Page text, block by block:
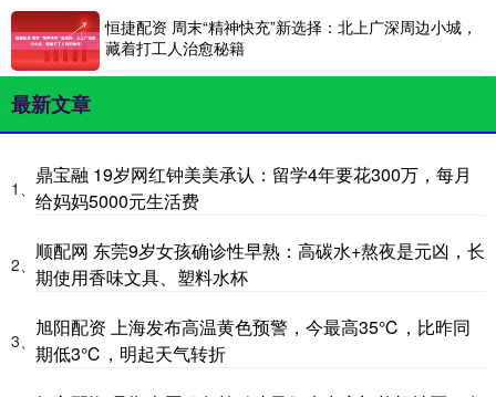
恒捷配资 周末“精神快充”新选择：北上广深周边小城，
藏着打工人治愈秘籍
最新文章
1、
鼎宝融 19岁网红钟美美承认：留学4年要花300万，每月
给妈妈5000元生活费
2、
顺配网 东莞9岁女孩确诊性早熟：高碳水+熬夜是元凶，长
期使用香味文具、塑料水杯
3、
旭阳配资 上海发布高温黄色预警，今最高35℃，比昨同
期低3℃，明起天气转折